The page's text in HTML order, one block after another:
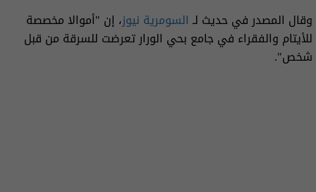
وقال المصدر في حديث لـ السومرية نيوز، إن "أموالا مخصصة
للأيتام والفقراء في جامع بحي الورار تعرضت للسرقة من قبل
شخص".